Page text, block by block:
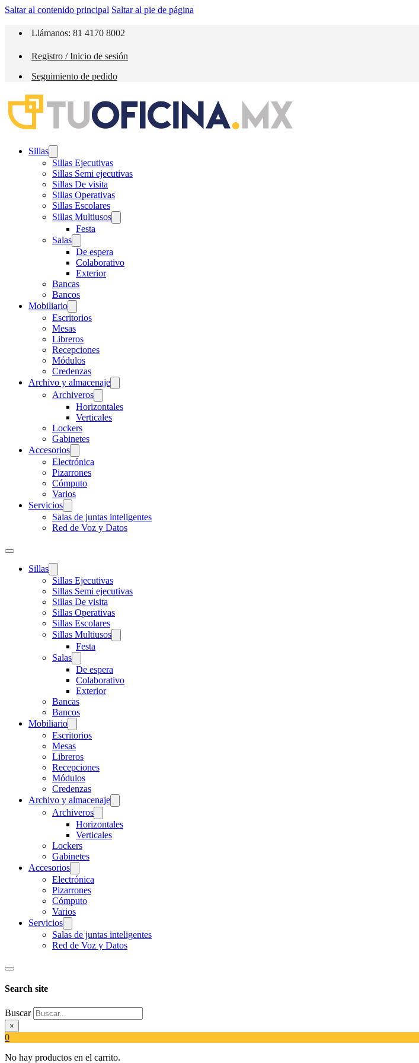
Saltar al contenido principal Saltar al pie de página
Llámanos: 81 4170 8002
Registro / Inicio de sesión
Seguimiento de pedido
Sillas
Sillas Ejecutivas
Sillas Semi ejecutivas
Sillas De visita
Sillas Operativas
Sillas Escolares
Sillas Multiusos
Festa
Salas
De espera
Colaborativo
Exterior
Bancas
Bancos
Mobiliario
Escritorios
Mesas
Libreros
Recepciones
Módulos
Credenzas
Archivo y almacenaje
Archiveros
Horizontales
Verticales
Lockers
Gabinetes
Accesorios
Electrónica
Pizarrones
Cómputo
Varios
Servicios
Salas de juntas inteligentes
Red de Voz y Datos
Sillas
Sillas Ejecutivas
Sillas Semi ejecutivas
Sillas De visita
Sillas Operativas
Sillas Escolares
Sillas Multiusos
Festa
Salas
De espera
Colaborativo
Exterior
Bancas
Bancos
Mobiliario
Escritorios
Mesas
Libreros
Recepciones
Módulos
Credenzas
Archivo y almacenaje
Archiveros
Horizontales
Verticales
Lockers
Gabinetes
Accesorios
Electrónica
Pizarrones
Cómputo
Varios
Servicios
Salas de juntas inteligentes
Red de Voz y Datos
Search site
Buscar
×
0
No hay productos en el carrito.